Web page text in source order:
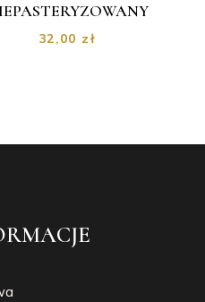
32,00 zł